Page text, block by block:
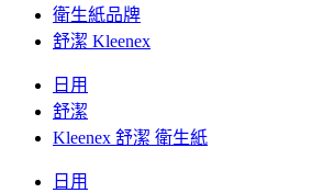
衛生紙品牌
舒潔 Kleenex
日用
舒潔
Kleenex 舒潔 衛生紙
日用